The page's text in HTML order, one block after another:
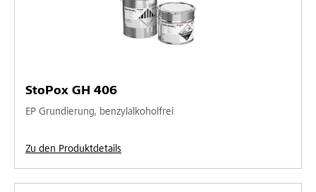
StoPox GH 406
EP Grundierung, benzylalkoholfrei
Zu den Produktdetails